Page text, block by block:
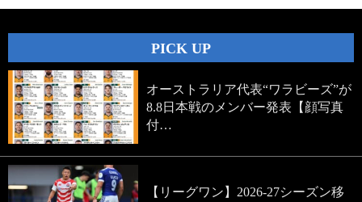
PICK UP
オーストラリア代表“ワラビーズ”が
8.8日本戦のメンバー発表【顔写真
付…
【リーグワン】2026-27シーズン移